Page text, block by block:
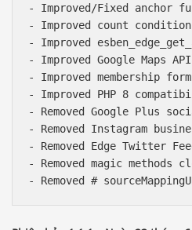
- Improved/Fixed anchor
- Improved count
- Improved
- Improved Google Maps
- Improved membership
- Improved PHP 8
- Removed Google Plus
- Removed Instagram
- Removed Edge Twitter
- Removed magic methods